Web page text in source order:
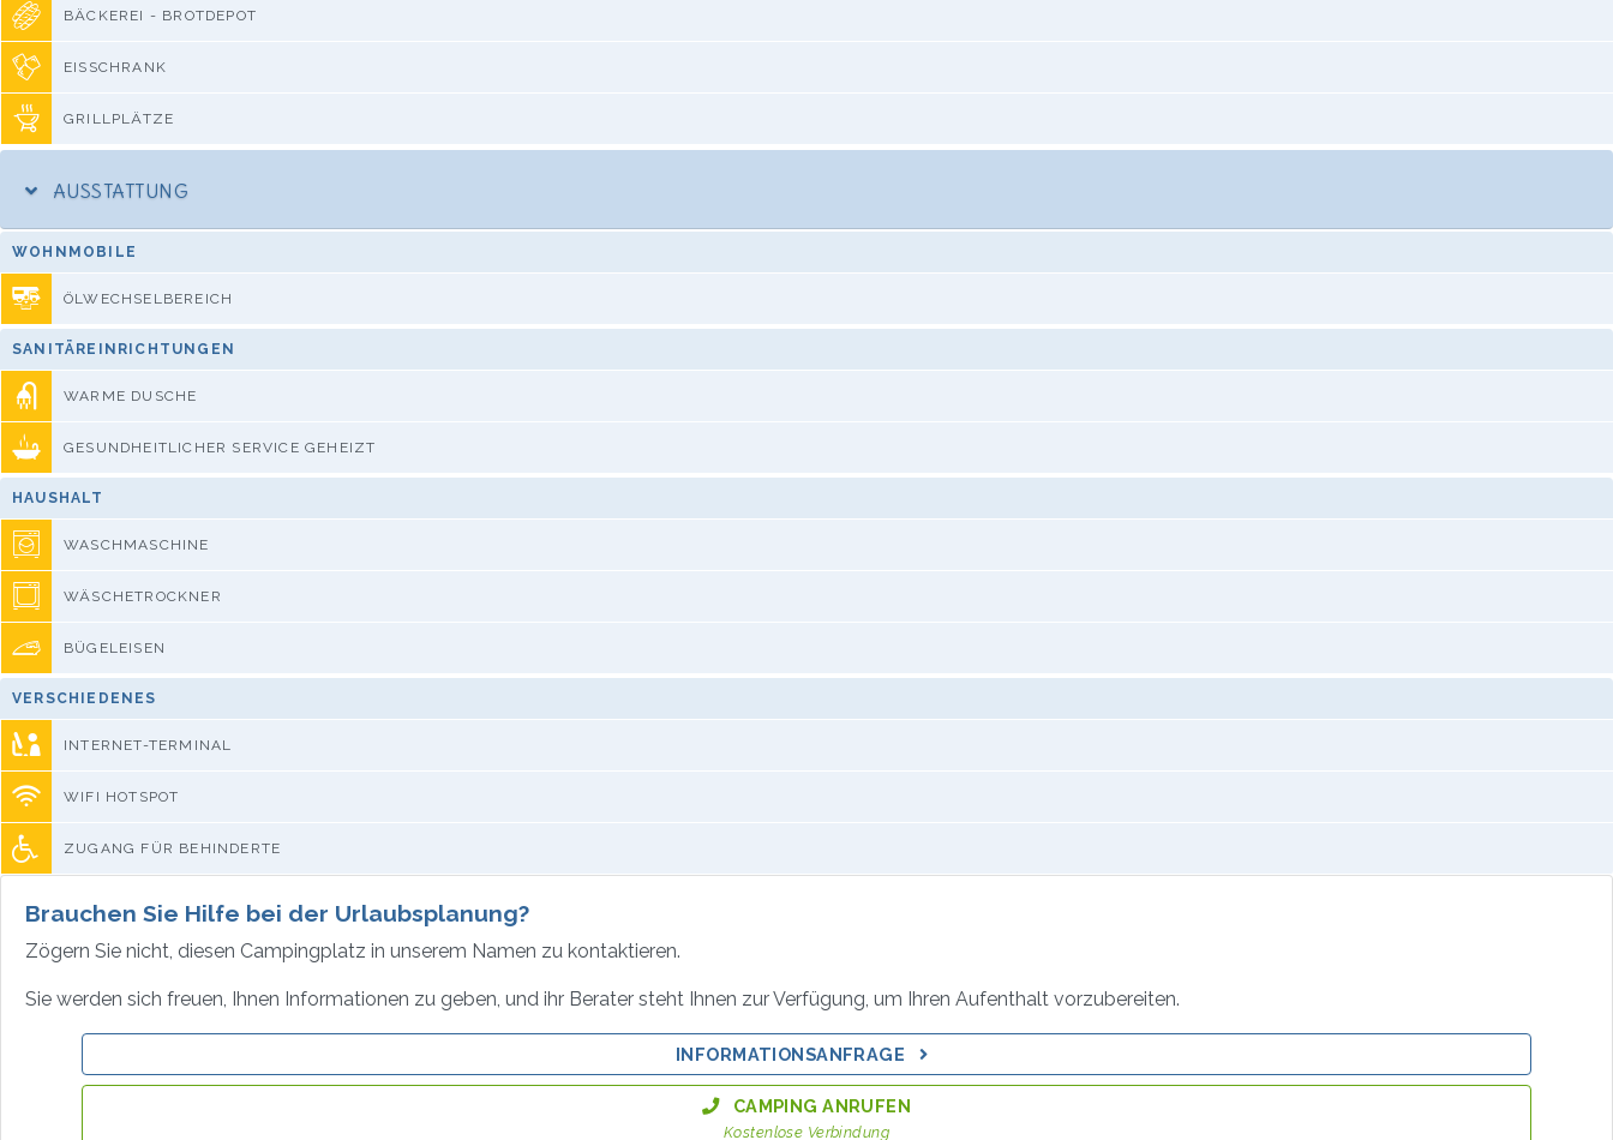
BÄCKEREI - BROTDEPOT
EISSCHRANK
GRILLPLÄTZE
AUSSTATTUNG
WOHNMOBILE
ÖLWECHSELBEREICH
SANITÄREINRICHTUNGEN
WARME DUSCHE
GESUNDHEITLICHER SERVICE GEHEIZT
HAUSHALT
WASCHMASCHINE
WÄSCHETROCKNER
BÜGELEISEN
VERSCHIEDENES
INTERNET-TERMINAL
WIFI HOTSPOT
ZUGANG FÜR BEHINDERTE
Brauchen Sie Hilfe bei der Urlaubsplanung?
Zögern Sie nicht, diesen Campingplatz in unserem Namen zu kontaktieren.
Sie werden sich freuen, Ihnen Informationen zu geben, und ihr Berater steht Ihnen zur Verfügung, um Ihren Aufenthalt vorzubereiten.
INFORMATIONSANFRAGE
CAMPING ANRUFEN
Kostenlose Verbindung